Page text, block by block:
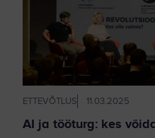
ETTEVÕTLUS 11.03.2025
AI ja tööturg: kes